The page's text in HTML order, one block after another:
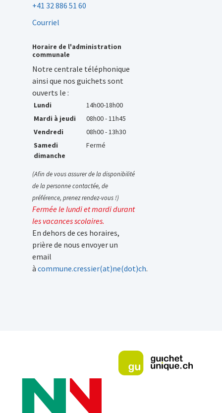
+41 32 886 51 60
Courriel
Horaire de l'administration
communale
Notre centrale téléphonique
ainsi que nos guichets sont
ouverts le :
Lundi
14h00-18h00
Mardi à jeudi
08h00 - 11h45
Vendredi
08h00 - 13h30
Samedi
dimanche
Fermé
(Afin de vous assurer de la disponibilité
de la personne contactée, de
préférence, prenez rendez-vous !)
Fermée le lundi et mardi durant
les vacances scolaires.
En dehors de ces horaires,
prière de nous envoyer un
email
à commune.cressier(at)ne(dot)ch.